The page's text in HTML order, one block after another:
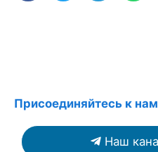
Присоединяйтесь к
Наш